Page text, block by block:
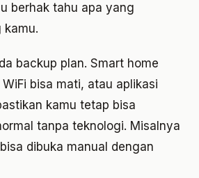
berhak tahu apa yang
kamu.
backup plan. Smart home
bisa mati, atau aplikasi
kamu tetap bisa
tanpa teknologi. Misalnya
dibuka manual dengan